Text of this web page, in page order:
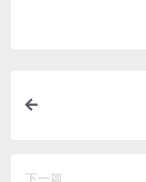
下一篇